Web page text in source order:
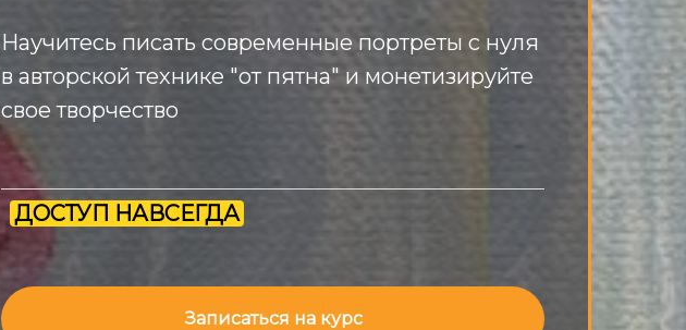
Научитесь писать современные портреты с нуля
в авторской технике "от пятна" и монетизируйте
свое творчество
ДОСТУП НАВСЕГДА
Записаться на курс